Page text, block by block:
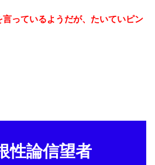
っているようだが、たいていピン
性論信望者